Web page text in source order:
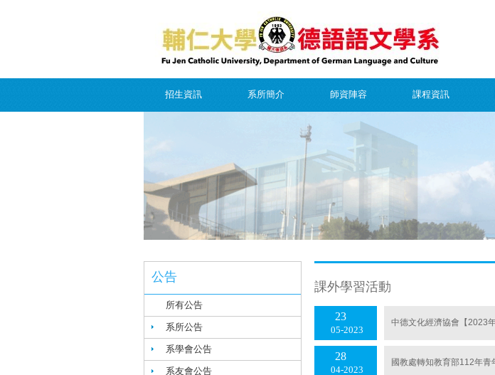
招生資訊 系所簡介 師資陣容 課程資訊
公告
所有公告
系所公告
系學會公告
系友會公告
課外學習活動
05 2023
23 中德文化經濟協會【2023
04 2023
28 國教處轉知教育部112年